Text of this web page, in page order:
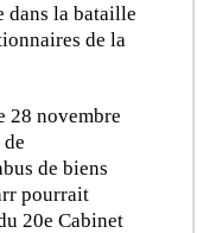
dans la bataille
de la
28 novembre
de biens
pourrait
20e Cabinet